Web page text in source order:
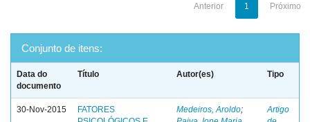
Anterior 1 Próximo
Conjunto de itens:
Data do
documento
Título Autor(es) Tipo
30-Nov-2015
FATORES
Medeiros, Aroldo;
Artigo